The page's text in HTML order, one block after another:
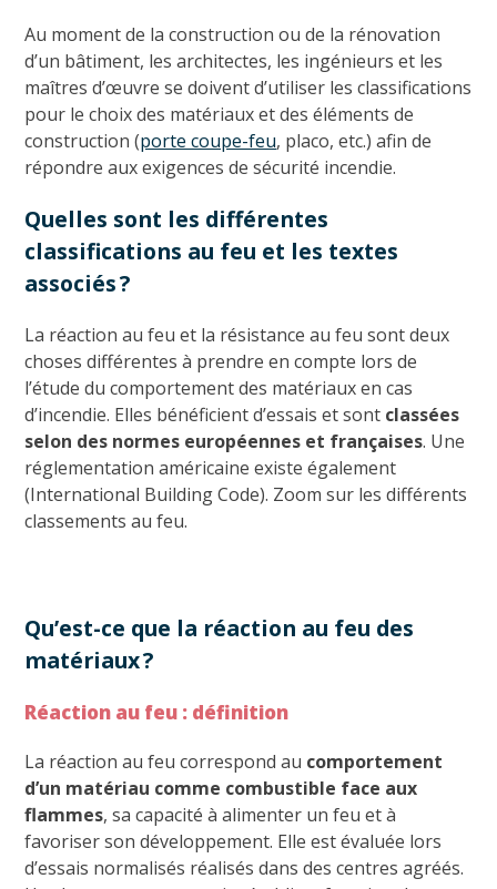
Au moment de la construction ou de la rénovation
d’un bâtiment, les architectes, les ingénieurs et les
maîtres d’œuvre se doivent d’utiliser les classifications
pour le choix des matériaux et des éléments de
construction (porte coupe-feu, placo, etc.) afin de
répondre aux exigences de sécurité incendie.
Quelles sont les différentes
classifications au feu et les textes
associés ?
La réaction au feu et la résistance au feu sont deux
choses différentes à prendre en compte lors de
l’étude du comportement des matériaux en cas
d’incendie. Elles bénéficient d’essais et sont classées
selon des normes européennes et françaises. Une
réglementation américaine existe également
(International Building Code). Zoom sur les différents
classements au feu.
Qu’est-ce que la réaction au feu des
matériaux ?
Réaction au feu : définition
La réaction au feu correspond au comportement
d’un matériau comme combustible face aux
flammes, sa capacité à alimenter un feu et à
favoriser son développement. Elle est évaluée lors
d’essais normalisés réalisés dans des centres agréés.